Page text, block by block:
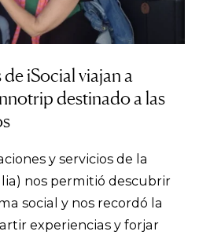
iSocial viajan a
destinado a las
y servicios de la
nos permitió descubrir
social y nos recordó la
experiencias y forjar